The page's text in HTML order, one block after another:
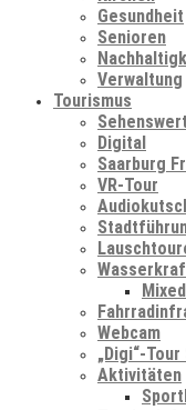
Gesundheit
Senioren
Verwaltung
Tourismus
Sehenswert
Digital
Saarburg
VR-Tour
Webcam
„Digi“-
Aktivitäten